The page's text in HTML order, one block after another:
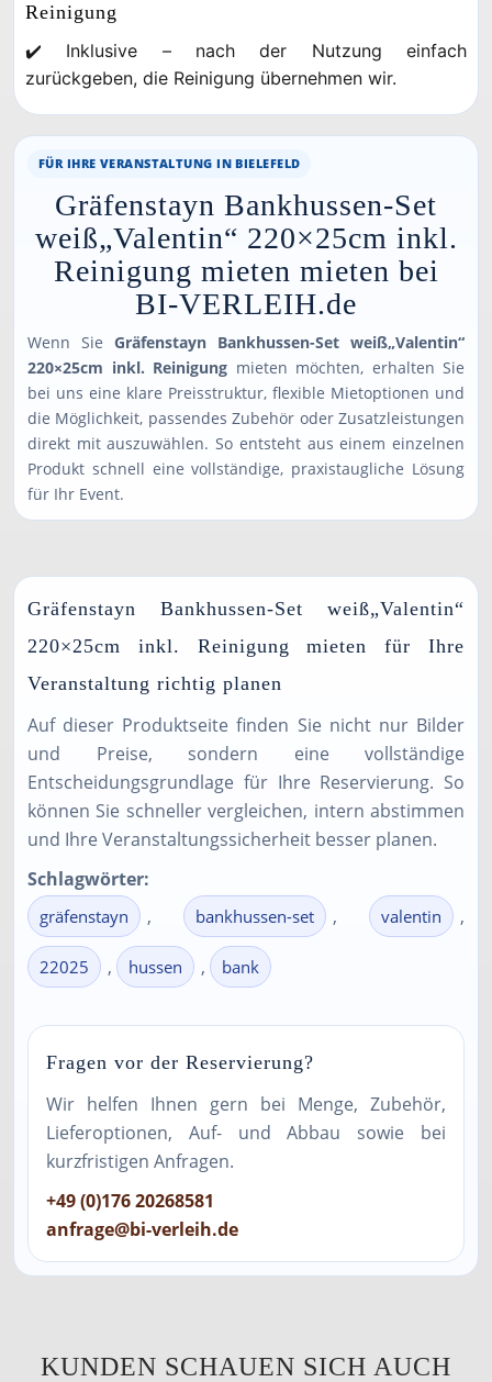
Reinigung
✔️ Inklusive – nach der Nutzung einfach
zurückgeben, die Reinigung übernehmen wir.
FÜR IHRE VERANSTALTUNG IN BIELEFELD
Gräfenstayn Bankhussen-Set
weiß„Valentin“ 220×25cm inkl.
Reinigung mieten mieten bei
BI-VERLEIH.de
Wenn Sie Gräfenstayn Bankhussen-Set weiß„Valentin“
220×25cm inkl. Reinigung mieten möchten, erhalten Sie
bei uns eine klare Preisstruktur, flexible Mietoptionen und
die Möglichkeit, passendes Zubehör oder Zusatzleistungen
direkt mit auszuwählen. So entsteht aus einem einzelnen
Produkt schnell eine vollständige, praxistaugliche Lösung
für Ihr Event.
Gräfenstayn Bankhussen-Set weiß„Valentin“
220×25cm inkl. Reinigung mieten für Ihre
Veranstaltung richtig planen
Auf dieser Produktseite finden Sie nicht nur Bilder
und Preise, sondern eine vollständige
Entscheidungsgrundlage für Ihre Reservierung. So
können Sie schneller vergleichen, intern abstimmen
und Ihre Veranstaltungssicherheit besser planen.
Schlagwörter:
gräfenstayn , bankhussen-set , valentin ,
22025 , hussen , bank
Fragen vor der Reservierung?
Wir helfen Ihnen gern bei Menge, Zubehör,
Lieferoptionen, Auf- und Abbau sowie bei
kurzfristigen Anfragen.
+49 (0)176 20268581
anfrage@bi-verleih.de
KUNDEN SCHAUEN SICH AUCH